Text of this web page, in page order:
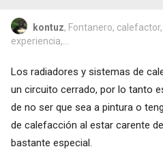
kontuz, Fontanero,
experiencia,...
Los radiadores y sistemas de
un circuito cerrado, por lo tanto
de no ser que sea a pintura o
de calefacción al estar carente
bastante especial.